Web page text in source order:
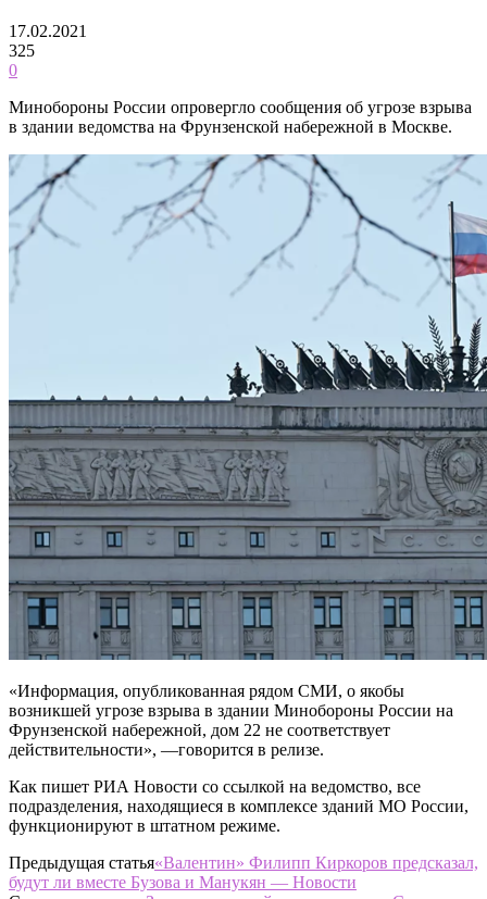
17.02.2021
325
0
Минобороны России опровергло сообщения об угрозе взрыва
в здании ведомства на Фрунзенской набережной в Москве.
«Информация, опубликованная рядом СМИ, о якобы
возникшей угрозе взрыва в здании Минобороны России на
Фрунзенской набережной, дом 22 не соответствует
действительности», —говорится в релизе.
Как пишет РИА Новости со ссылкой на ведомство, все
подразделения, находящиеся в комплексе зданий МО России,
функционируют в штатном режиме.
Предыдущая статья«Валентин» Филипп Киркоров предсказал,
будут ли вместе Бузова и Манукян — Новости